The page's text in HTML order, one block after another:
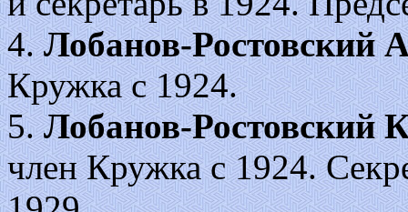
4.Лобанов-Ростовский
Кружка с 1924.
5.Лобанов-Ростовский
член Кружка с 1924.